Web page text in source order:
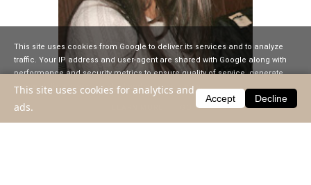
This site uses cookies for analytics and
ads.
Accept Decline
This site uses cookies from Google to deliver its services and to analyze
traffic. Your IP address and user-agent are shared with Google along with
performance and security metrics to ensure quality of service, generate
usage statistics, and to detect and address abuse.
GOT IT